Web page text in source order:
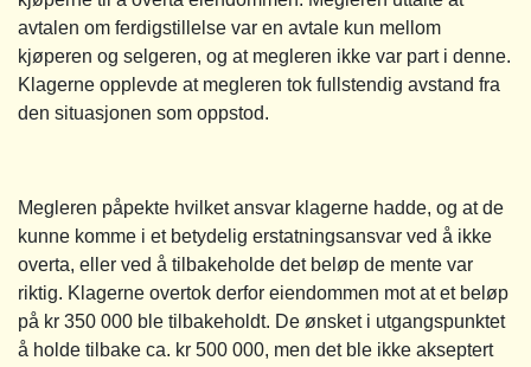
avtalen om ferdigstillelse var en avtale kun mellom
kjøperen og selgeren, og at megleren ikke var part i denne.
Klagerne opplevde at megleren tok fullstendig avstand fra
den situasjonen som oppstod.
Megleren påpekte hvilket ansvar klagerne hadde, og at de
kunne komme i et betydelig erstatningsansvar ved å ikke
overta, eller ved å tilbakeholde det beløp de mente var
riktig. Klagerne overtok derfor eiendommen mot at et beløp
på kr 350 000 ble tilbakeholdt. De ønsket i utgangspunktet
å holde tilbake ca. kr 500 000, men det ble ikke akseptert